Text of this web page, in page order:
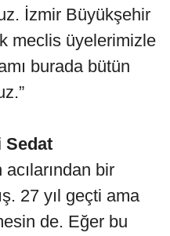
İzmir Büyükşehir
meclis üyelerimizle
burada bütün
Sedat
bir
27 yıl geçti ama
de. Eğer bu